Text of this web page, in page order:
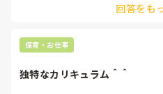
回答をも
保育・お仕事
独特なカリキュラム＾＾